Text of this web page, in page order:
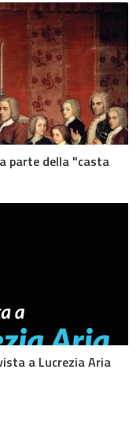
parte della "casta
a Lucrezia Aria